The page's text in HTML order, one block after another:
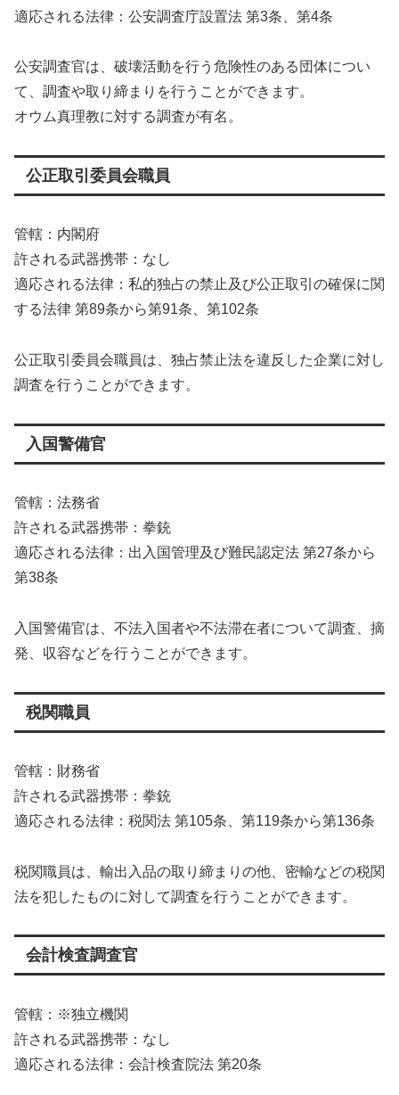
適応される法律：公安調査庁設置法 第3条、第4条
公安調査官は、破壊活動を行う危険性のある団体につい
て、調査や取り締まりを行うことができます。
オウム真理教に対する調査が有名。
公正取引委員会職員
管轄：内閣府
許される武器携帯：なし
適応される法律：私的独占の禁止及び公正取引の確保に関
する法律 第89条から第91条、第102条
公正取引委員会職員は、独占禁止法を違反した企業に対し
調査を行うことができます。
入国警備官
管轄：法務省
許される武器携帯：拳銃
適応される法律：出入国管理及び難民認定法 第27条から
第38条
入国警備官は、不法入国者や不法滞在者について調査、摘
発、収容などを行うことができます。
税関職員
管轄：財務省
許される武器携帯：拳銃
適応される法律：税関法 第105条、第119条から第136条
税関職員は、輸出入品の取り締まりの他、密輸などの税関
法を犯したものに対して調査を行うことができます。
会計検査調査官
管轄：※独立機関
許される武器携帯：なし
適応される法律：会計検査院法 第20条